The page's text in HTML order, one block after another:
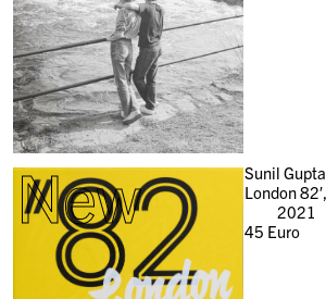
New
Sunil Gupta,
London 82′,
2021
45 Euro